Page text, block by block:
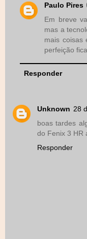
Paulo Pires
Em breve
mas a
mais coisas
perfeição
Responder
Unknown 28
boas tardes
do Fenix 3 HR
Responder